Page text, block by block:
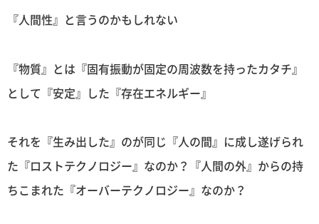
『人間性』と言うのかもしれない
『物質』とは『固有振動が固定の周波数を持ったカタチ』
として『安定』した『存在エネルギー』
それを『生み出した』のが同じ『人の間』に成し遂げられ
た『ロストテクノロジー』なのか？『人間の外』からの持
ちこまれた『オーバーテクノロジー』なのか？